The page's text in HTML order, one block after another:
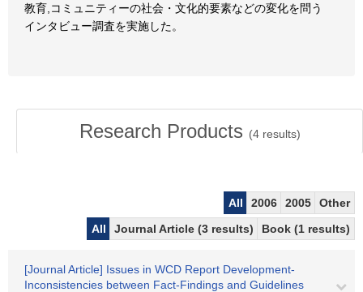
教育,コミュニティーの社会・文化的要素などの変化を問う
インタビュー調査を実施した。
Research Products (4results)
All 2006 2005
Other
All
Journal Article (3 results) Book (1 results)
[Journal Article] Issues in WCD Report Development-
Inconsistencies between Fact-Findings and Guidelines